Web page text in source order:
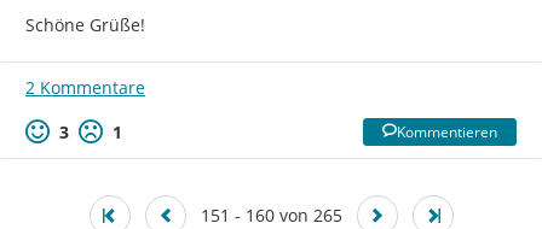
Schöne Grüße!
2 Kommentare
3
1 Kommentieren
151 - 160 von 265